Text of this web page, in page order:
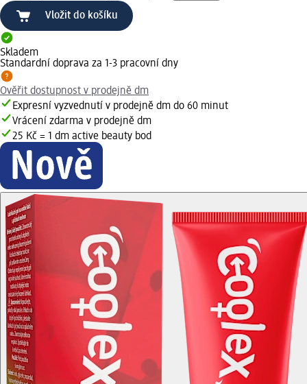
Vložit do košíku
Skladem
Standardní doprava za 1-3 pracovní dny
Ověřit dostupnost v prodejně dm
Expresní vyzvednutí v prodejně dm do 60 minut
Vrácení zdarma v prodejně dm
25 Kč = 1 dm active beauty bod